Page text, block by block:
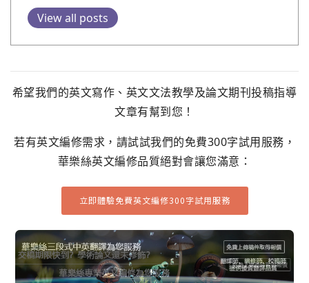
View all posts
希望我們的英文寫作、英文文法教學及論文期刊投稿指導
文章有幫到您！
若有英文編修需求，請試試我們的免費300字試用服務，
華樂絲英文編修品質絕對會讓您滿意：
立即體驗免費英文編修300字試用服務